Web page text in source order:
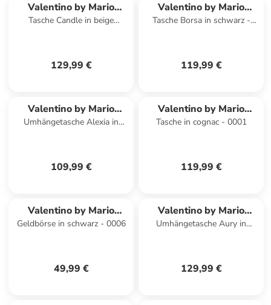
Valentino by Mario
Valentino
Tasche Candle in beige
129,99 €
Valentino by Mario
Valentino
Tasche Borsa in schwarz -
119,99 €
Valentino by Mario
Valentino
Umhängetasche Alexia in
109,99 €
Valentino by Mario
Valentino
Tasche in cognac - 0001
119,99 €
Valentino by Mario
Valentino
Geldbörse in schwarz - 0006
49,99 €
Valentino by Mario
Valentino
Umhängetasche Aury in
129,99 €